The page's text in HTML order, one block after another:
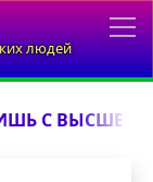
людей
С ВЫСШЕЙ